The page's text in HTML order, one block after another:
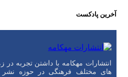
آخرین پادکست
انتشارات مهکامه با داشتن تجربه در
های مختلف فرهنگی در حوزه نشر